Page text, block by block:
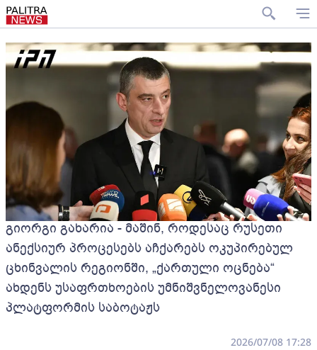
გიორგი გახარია - მაშინ, როდესაც რუსეთი
ანექსიურ პროცესებს აჩქარებს ოკუპირებულ
ცხინვალის რეგიონში, „ქართული ოცნება“
ახდენს უსაფრთხოების უმნიშვნელოვანესი
პლატფორმის საბოტაჟს
2026/07/08 17:28